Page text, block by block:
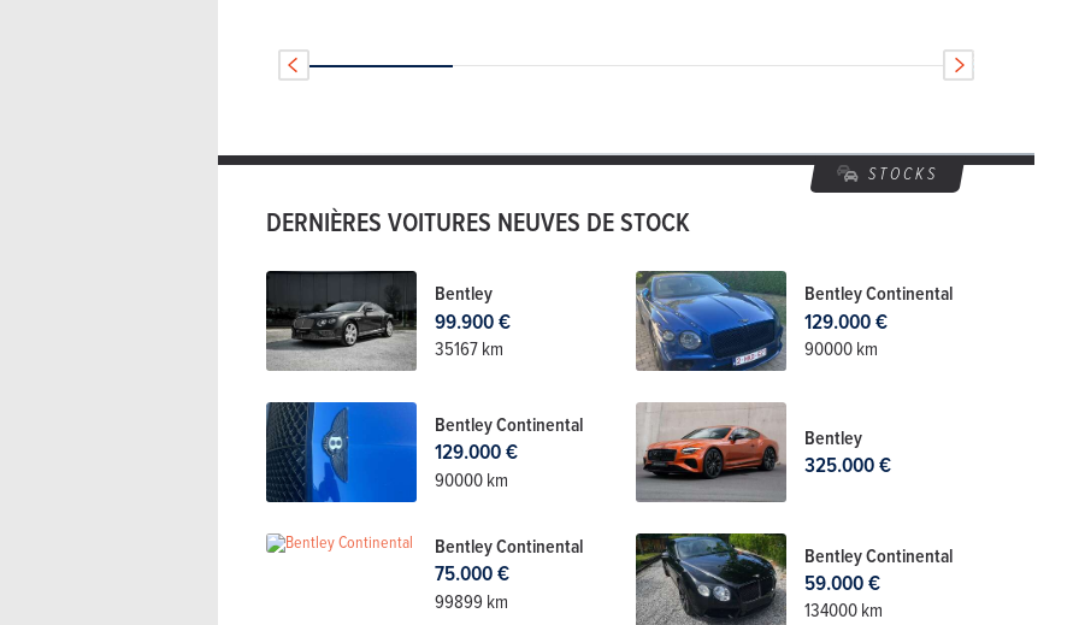
STOCKS
DERNIÈRES VOITURES NEUVES DE STOCK
Bentley
99.900 €
35167 km
Bentley Continental
129.000 €
90000 km
Bentley Continental
129.000 €
90000 km
Bentley
325.000 €
Bentley Continental
75.000 €
99899 km
Bentley Continental
59.000 €
134000 km